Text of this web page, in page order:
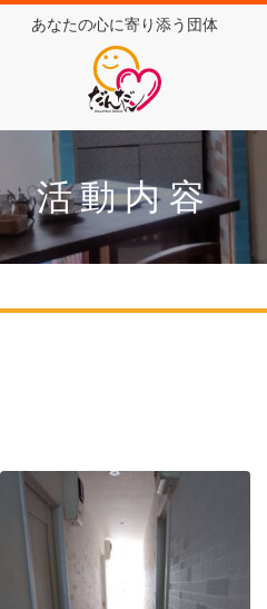
あなたの心に寄り添う団体
活動内容